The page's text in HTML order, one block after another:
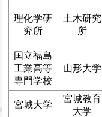
理化学研
究所
土木研究
所
国立福島
工業高等
専門学校
山形大学
宮城大学
宮城教育
大学